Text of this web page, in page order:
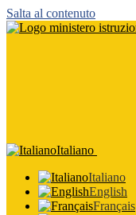
Salta al contenuto
Italiano
Italiano
English
Français